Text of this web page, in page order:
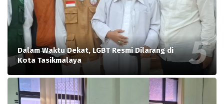
Dalam Waktu Dekat, LGBT Resmi Dilarang di
Kota Tasikmalaya